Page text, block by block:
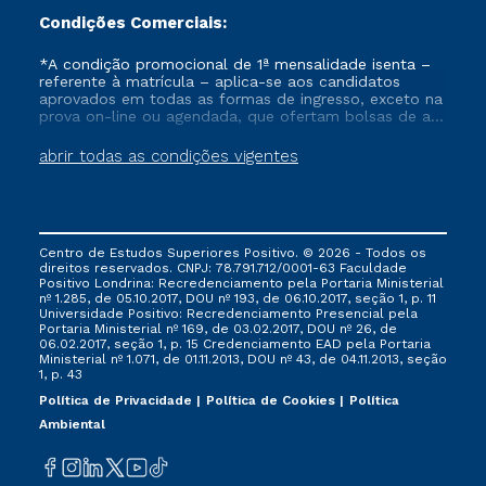
Condições Comerciais:
abrir todas as condições vigentes
*A condição promocional de 1ª mensalidade isenta –
referente à matrícula – aplica-se aos candidatos
aprovados em todas as formas de ingresso, exceto na
prova on-line ou agendada, que ofertam bolsas de até
vigente, que ainda não tenham efetivado e/ou não
tenham cancelado ou trancado sua matrícula em uma
via FIES, Prouni e outros programas governamentais, e
não se acumula com nenhuma outra campanha
ofertada pela Instituição.
Centro de Estudos Superiores Positivo. © 2026 - Todos os
direitos reservados. CNPJ: 78.791.712/0001-63 Faculdade
Positivo Londrina: Recredenciamento pela Portaria Ministerial
nº 1.285, de 05.10.2017, DOU nº 193, de 06.10.2017, seção 1, p. 11
Universidade Positivo: Recredenciamento Presencial ​pela
Portaria Ministerial nº 169, de 03.02.2017, DOU nº 26, de
06.02.2017, seção 1, p. 15 Credenciamento EAD pela Portaria
Ministerial nº 1.071, de 01.11.2013, DOU nº 43, de 04.11.2013, seção
1, p. 43
Política de Privacidade
Política de Cookies
Política
Ambiental